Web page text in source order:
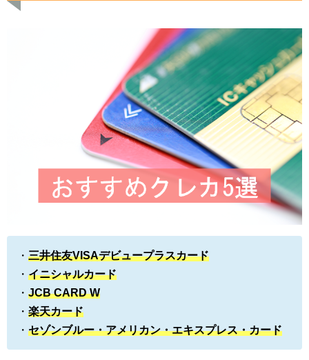
・ 三井住友VISAデビュープラスカード
・ イニシャルカード
・ JCB CARD W
・ 楽天カード
・ セゾンブルー・アメリカン・エキスプレス・カード